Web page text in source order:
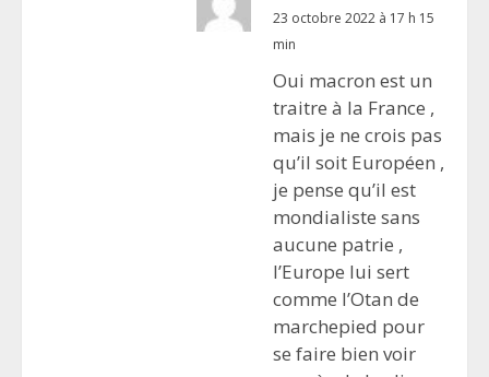
23 octobre 2022 à 17 h 15
min
Oui macron est un
traitre à la France ,
mais je ne crois pas
qu’il soit Européen ,
je pense qu’il est
mondialiste sans
aucune patrie ,
l’Europe lui sert
comme l’Otan de
marchepied pour
se faire bien voir